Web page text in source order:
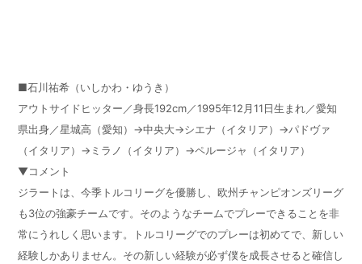
■石川祐希（いしかわ・ゆうき）
アウトサイドヒッター／身長192cm／1995年12月11日生まれ／愛知
県出身／星城高（愛知）→中央大→シエナ（イタリア）→パドヴァ
（イタリア）→ミラノ（イタリア）→ペルージャ（イタリア）
▼コメント
ジラートは、今季トルコリーグを優勝し、欧州チャンピオンズリーグ
も3位の強豪チームです。そのようなチームでプレーできることを非
常にうれしく思います。トルコリーグでのプレーは初めてで、新しい
経験しかありません。その新しい経験が必ず僕を成長させると確信し